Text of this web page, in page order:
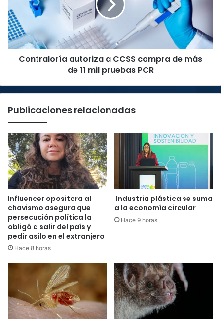
compra
de
más
de
11
Contraloría autoriza a CCSS compra de más
de 11 mil pruebas PCR
Publicaciones relacionadas
Influencer opositora al
chavismo asegura que
persecución política la
obligó a salir del país y
pedir asilo en el extranjero
Hace 8 horas
Industria plástica se suma
a la economía circular
Hace 9 horas